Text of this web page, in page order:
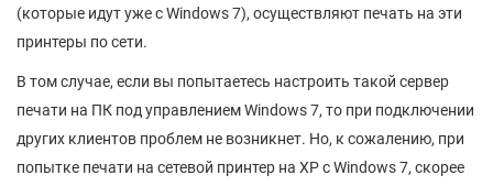
(которые идут уже с Windows 7), осуществляют печать на эти
принтеры по сети.
В том случае, если вы попытаетесь настроить такой сервер
печати на ПК под управлением Windows 7, то при подключении
других клиентов проблем не возникнет. Но, к сожалению, при
попытке печати на сетевой принтер на XP с Windows 7, скорее